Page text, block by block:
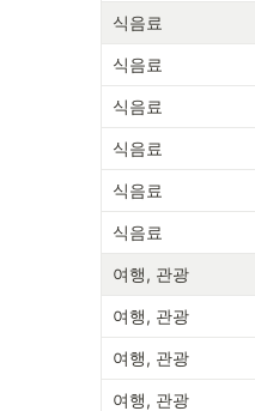
식음료
식음료
식음료
식음료
식음료
식음료
여행, 관광
여행, 관광
여행, 관광
여행, 관광